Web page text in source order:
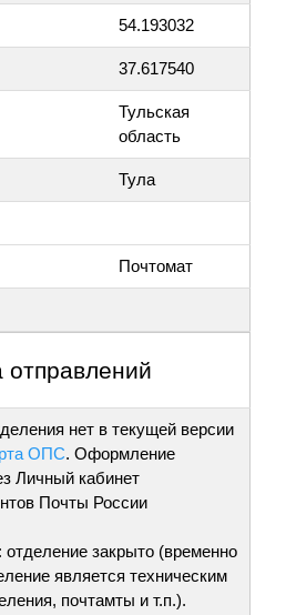
54.193032
37.617540
Тульская
область
Тула
Почтомат
нет в текущей версии
ОПС. Оформление
Личный кабинет
Почты России
закрыто (временно
является техническим
почтамты и т.п.).